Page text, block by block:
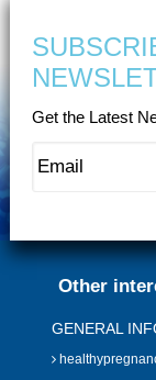
Get the Latest
Other
GENERAL